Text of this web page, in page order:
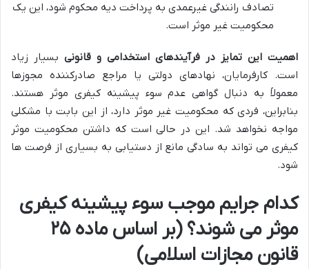
تصادف رانندگی غیرعمدی به پرداخت دیه محکوم شود، این یک
محکومیت غیر موثر است.
اهمیت این تمایز در فرآیندهای استخدامی و قانونی بسیار زیاد
است. کارفرمایان، نهادهای دولتی یا مراجع صادرکننده مجوزها
معمولاً به دنبال گواهی عدم سوء پیشینه کیفری موثر هستند.
بنابراین، فردی که محکومیت غیر موثر دارد، از این بابت با مشکلی
مواجه نخواهد شد. این در حالی است که داشتن محکومیت موثر
کیفری می تواند به سادگی مانع از دستیابی به بسیاری از فرصت ها
شود.
کدام جرایم موجب سوء پیشینه کیفری
موثر می شوند؟ (بر اساس ماده ۲۵
قانون مجازات اسلامی)